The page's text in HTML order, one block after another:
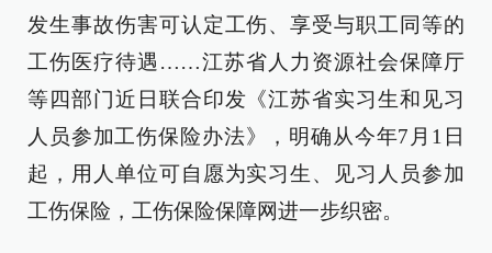
发生事故伤害可认定工伤、享受与职工同等的
工伤医疗待遇……江苏省人力资源社会保障厅
等四部门近日联合印发《江苏省实习生和见习
人员参加工伤保险办法》，明确从今年7月1日
起，用人单位可自愿为实习生、见习人员参加
工伤保险，工伤保险保障网进一步织密。